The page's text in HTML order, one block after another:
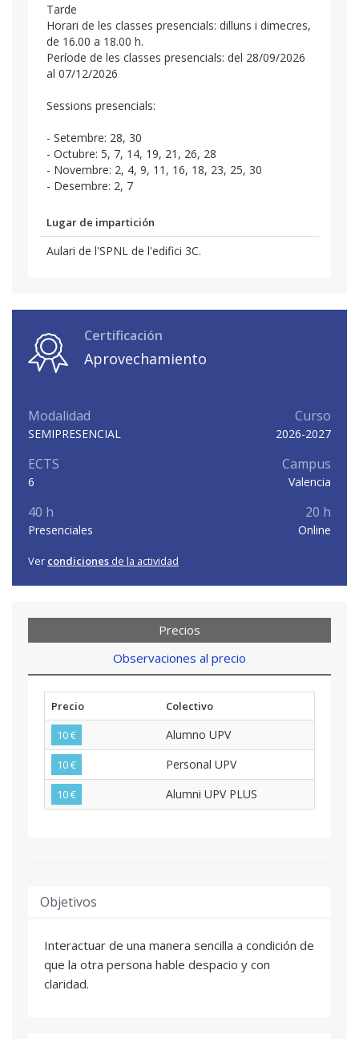
Tarde
Horari de les classes presencials: dilluns i dimecres,
de 16.00 a 18.00 h.
Període de les classes presencials: del 28/09/2026
al 07/12/2026
Sessions presencials:
- Setembre: 28, 30
- Octubre: 5, 7, 14, 19, 21, 26, 28
- Novembre: 2, 4, 9, 11, 16, 18, 23, 25, 30
- Desembre: 2, 7
Lugar de impartición
Aulari de l'SPNL de l'edifici 3C.
Certificación
Aprovechamiento
Modalidad
SEMIPRESENCIAL
Curso
2026-2027
ECTS
6
Campus
Valencia
40 h
Presenciales
20 h
Online
Ver condiciones de la actividad
Precios
Observaciones al precio
Precio
Colectivo
10 €
Alumno UPV
10 € Personal UPV
10 € Alumni UPV PLUS
Objetivos
Interactuar de una manera sencilla a condición de
que la otra persona hable despacio y con
claridad.